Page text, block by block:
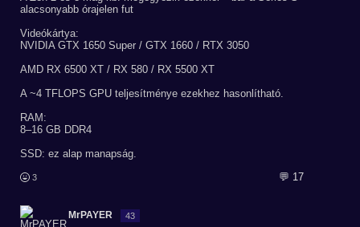
alacsonyabb órajelen fut
Videókártya:
NVIDIA GTX 1650 Super / GTX 1660 / RTX 3050
AMD RX 6500 XT / RX 580 / RX 5500 XT
A ~4 TFLOPS GPU teljesítménye ezekhez hasonlítható.
RAM:
8–16 GB DDR4
SSD: ez alap manapság.
3 💬 17
MrPAYER 43